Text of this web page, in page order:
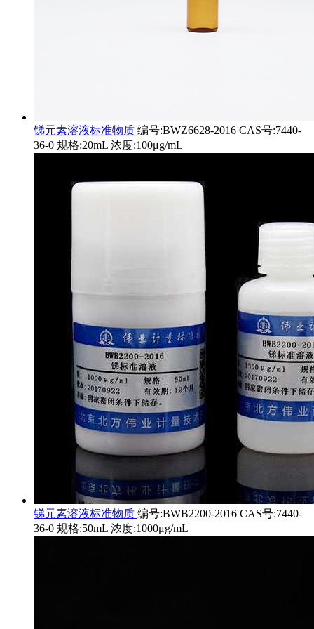
锑元素溶液标准物质 编号:BWZ6628-2016 CAS号:7440-
36-0 规格:20mL 浓度:100μg/mL
锑元素溶液标准物质 编号:BWB2200-2016 CAS号:7440-
36-0 规格:50mL 浓度:1000μg/mL